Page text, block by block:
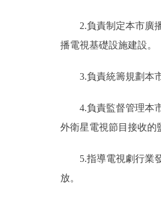
2.負責制定本市廣
播電視基礎設施建設。
3.負責統籌規劃本
4.負責監督管理本
外衛星電視節目接收的
5.指導電視劇行業
放。